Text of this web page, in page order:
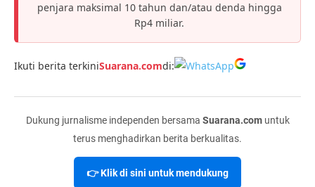
penjara maksimal 10 tahun dan/atau denda hingga
Rp4 miliar.
Ikuti berita terkiniSuarana.comdi:
Dukung jurnalisme independen bersama Suarana.comuntuk
terus menghadirkan berita berkualitas.
👉 Klik di sini untuk mendukung